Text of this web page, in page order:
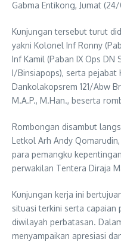
Gabma Entikong, Jumat
Kunjungan tersebut turut
yakni Kolonel Inf Ronny
Inf Kamil (Paban IX Ops DN
I/Binsiapops), serta pejabat
Dankolakopsrem 121/Abw
M.A.P., M.Han., beserta
Rombongan disambut
Letkol Arh Andy
para pemangku
perwakilan Tentera Diraja
Kunjungan kerja ini
situasi terkini serta capaian
diwilayah perbatasan.
menyampaikan apresiasi